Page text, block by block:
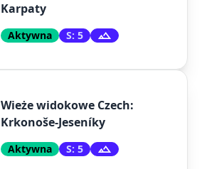
Karpaty
Aktywna S: 5
Wieże widokowe Czech:
Krkonoše-Jeseníky
Aktywna S: 5